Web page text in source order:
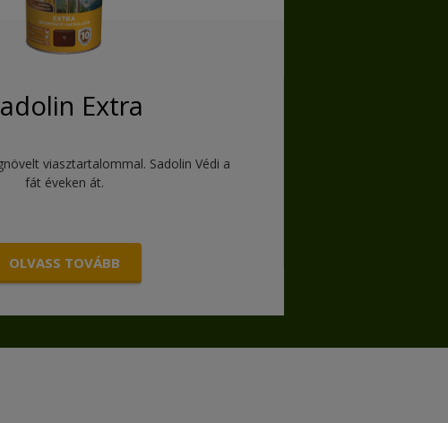
Extra
viasztartalommal. Sadolin Védi a
fát éveken át.
OLVASS TOVÁBB